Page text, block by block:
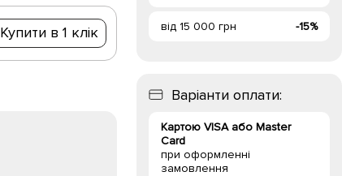
Купити в 1 клік від 15 000 грн -15%
Варіанти оплати:
Картою VISA або Master
Card
при оформленні
замовлення